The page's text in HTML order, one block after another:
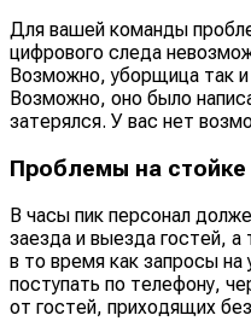
Для вашей команды
цифрового следа
Возможно, уборщица так
Возможно, оно было
затерялся. У вас нет
Проблемы на стойке
В часы пик персонал
заезда и выезда гостей, а
в то время как запросы
поступать по телефону,
от гостей, приходящих